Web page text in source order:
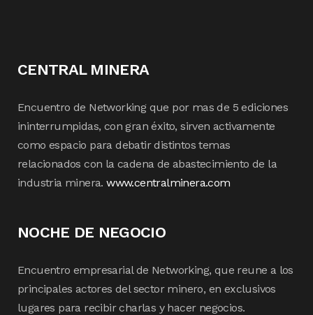
CENTRAL MINERA
Encuentro de Networking que por mas de 5 ediciones
ininterrumpidas, con gran éxito, sirven activamente
como espacio para debatir distintos temas
relacionados con la cadena de abastecimiento de la
industria minera.www.centralminera.com
NOCHE DE NEGOCIO
Encuentro empresarial de Networking, que reune a los
principales actores del sector minero, en exclusivos
lugares para recibir charlas y hacer negocios.